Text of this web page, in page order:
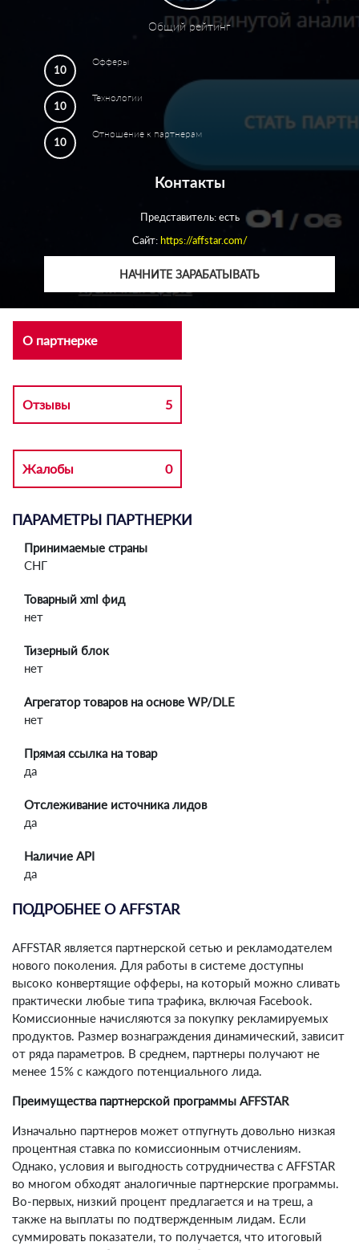
Общий рейтинг
10
Офферы
10
Технологии
10
Отношение к партнерам
Контакты
Представитель: есть
Сайт: https://affstar.com/
НАЧНИТЕ ЗАРАБАТЫВАТЬ
О партнерке
Отзывы 5
Жалобы 0
ПАРАМЕТРЫ ПАРТНЕРКИ
Принимаемые страны
СНГ
Товарный xml фид
нет
Тизерный блок
нет
Агрегатор товаров на основе WP/DLE
нет
Прямая ссылка на товар
да
Отслеживание источника лидов
да
Наличие API
да
ПОДРОБНЕЕ О AFFSTAR
AFFSTAR является партнерской сетью и рекламодателем
нового поколения. Для работы в системе доступны
высоко конвертящие офферы, на который можно сливать
практически любые типа трафика, включая Facebook.
Комиссионные начисляются за покупку рекламируемых
продуктов. Размер вознаграждения динамический, зависит
от ряда параметров. В среднем, партнеры получают не
менее 15% с каждого потенциального лида.
Преимущества партнерской программы AFFSTAR
Изначально партнеров может отпугнуть довольно низкая
процентная ставка по комиссионным отчислениям.
Однако, условия и выгодность сотрудничества с AFFSTAR
во многом обходят аналогичные партнерские программы.
Во-первых, низкий процент предлагается и на треш, а
также на выплаты по подтвержденным лидам. Если
суммировать показатели, то получается, что итоговый